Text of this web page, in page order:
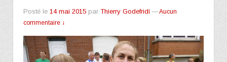
Posté le 14 mai 2015 par Thierry Godefridi —Aucun
commentaire ↓